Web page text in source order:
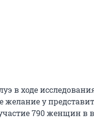
в ходе
у
790 женщин в